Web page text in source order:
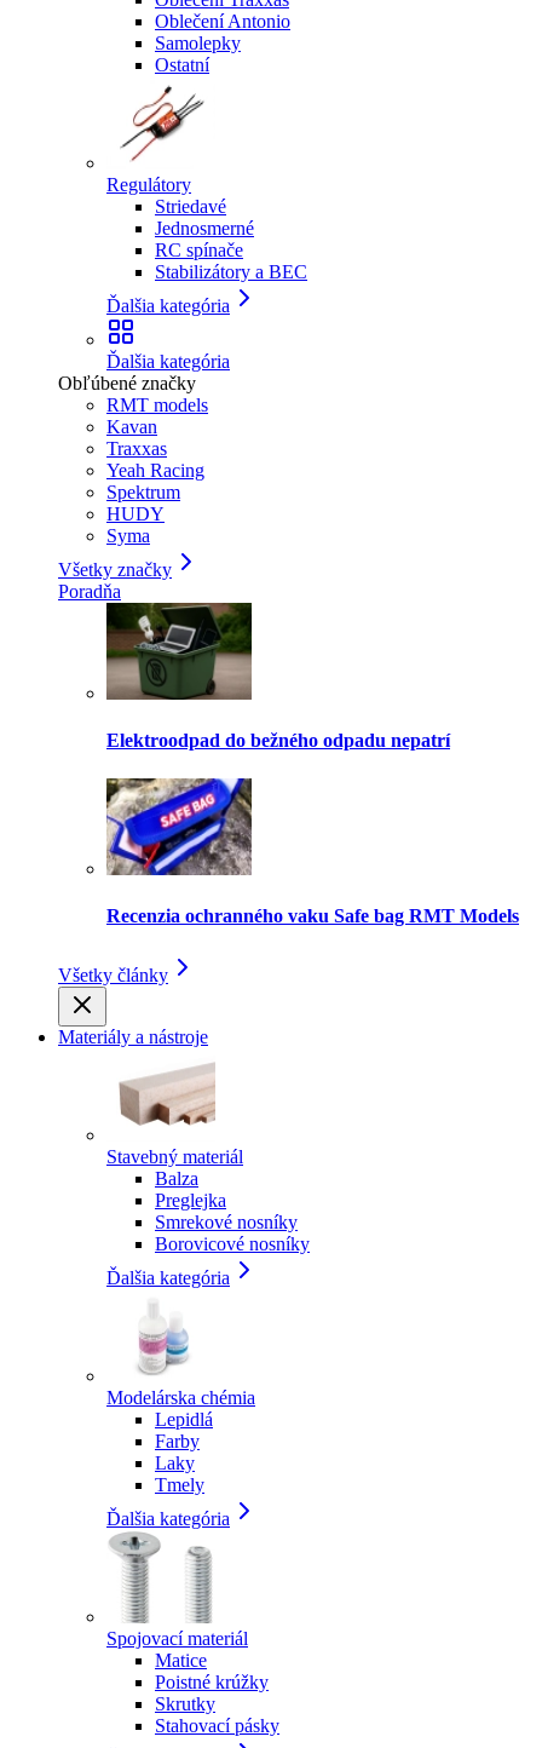
Oblečení Antonio
Samolepky
Ostatní
Regulátory
Striedavé
Jednosmerné
RC spínače
Stabilizátory a BEC
Ďalšia kategória
Ďalšia kategória
Obľúbené značky
RMT models
Kavan
Traxxas
Yeah Racing
Spektrum
HUDY
Syma
Všetky značky
Poradňa
Elektroodpad do bežného odpadu nepatrí
Recenzia ochranného vaku Safe bag RMT Models
Všetky články
Materiály a nástroje
Stavebný materiál
Balza
Preglejka
Smrekové nosníky
Borovicové nosníky
Ďalšia kategória
Modelárska chémia
Lepidlá
Farby
Laky
Tmely
Ďalšia kategória
Spojovací materiál
Matice
Poistné krúžky
Skrutky
Stahovací pásky